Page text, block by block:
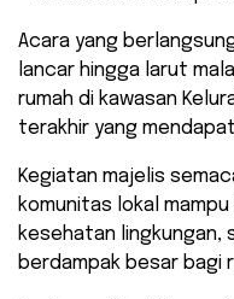
​Acara yang
lancar hingga larut
rumah di kawasan
terakhir yang
Kegiatan majelis
komunitas lokal
kesehatan lingkungan,
berdampak besar bagi